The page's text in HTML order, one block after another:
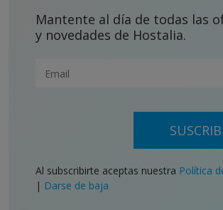
Mantente al día de todas las
y novedades de Hostalia.
Al subscribirte aceptas nuestra Política
| Darse de baja